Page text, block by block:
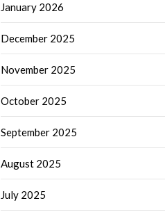
January 2026
December 2025
November 2025
October 2025
September 2025
August 2025
July 2025